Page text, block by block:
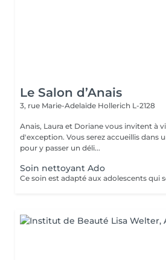
Le Salon d’Anais
3, rue Marie-Adelaïde Hollerich L-2128
Anais, Laura et Doriane vous invitent à
d'exception. Vous serez accueillis dans un cadre raffiné et feutré
pour y passer un déli...
Soin nettoyant Ado